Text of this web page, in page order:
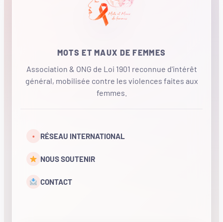
MOTS ET MAUX DE FEMMES
Association & ONG de Loi 1901 reconnue d'intérêt
général, mobilisée contre les violences faites aux
femmes.
• RÉSEAU INTERNATIONAL
NOUS SOUTENIR
CONTACT